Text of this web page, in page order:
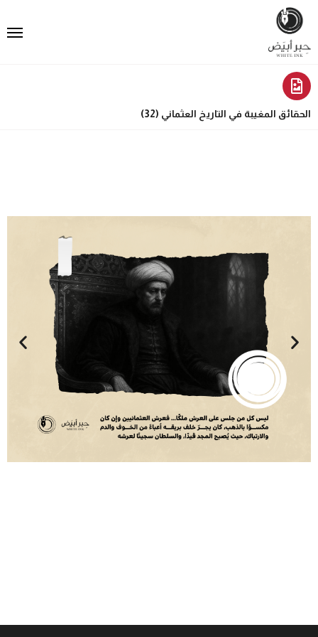
الحقائق المغيبة في التاريخ العثماني (32)